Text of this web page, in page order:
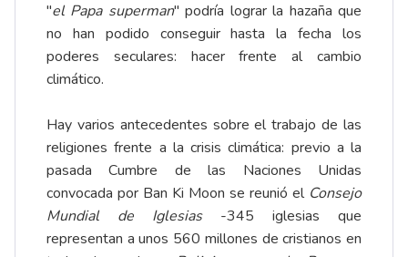
"el Papa superman" podría lograr la hazaña que
no han podido conseguir hasta la fecha los
poderes seculares: hacer frente al cambio
climático.
Hay varios antecedentes sobre el trabajo de las
religiones frente a la crisis climática: previo a la
pasada Cumbre de las Naciones Unidas
convocada por Ban Ki Moon se reunió el Consejo
Mundial de Iglesias-345 iglesias que
representan a unos 560 millones de cristianos en